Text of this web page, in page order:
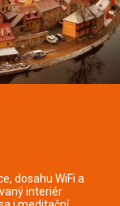
dosahu WiFi a
interiér